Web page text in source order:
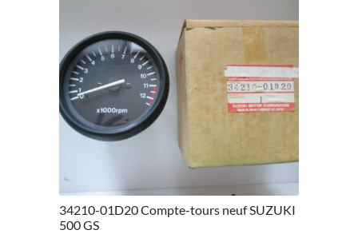
34210-01D20 Compte-tours neuf SUZUKI
500 GS